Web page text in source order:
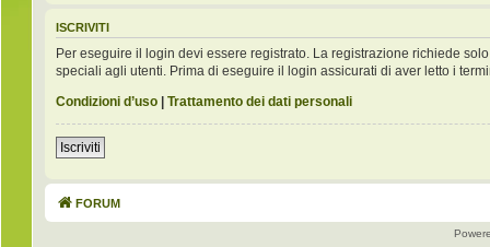
ISCRIVITI
Per eseguire il login devi essere registrato. La registrazione richiede
speciali agli utenti. Prima di eseguire il login assicurati di aver letto i
Condizioni d’uso | Trattamento dei dati personali
Iscriviti
FORUM